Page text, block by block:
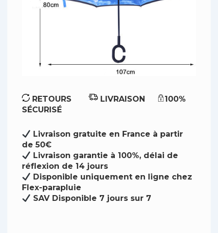
RETOURS LIVRAISON
100%
SÉCURISÉ
Livraison gratuite en France à partir
de 50€
Livraison garantie à 100%, délai de
réflexion de 14 jours
Disponible uniquement en ligne chez
Flex-parapluie
SAV Disponible 7 jours sur 7